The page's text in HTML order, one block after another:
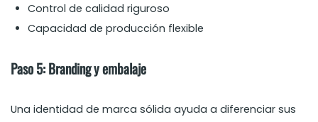
Control de calidad riguroso
Capacidad de producción flexible
Paso 5: Branding y embalaje
Una identidad de marca sólida ayuda a diferenciar sus